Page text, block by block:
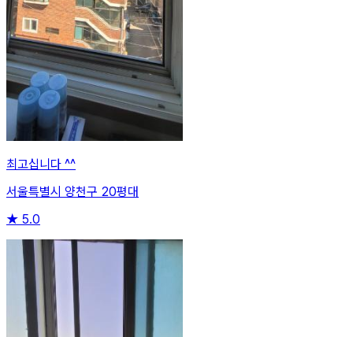
최고십니다 ^^
서울특별시 양천구 20평대
★ 5.0